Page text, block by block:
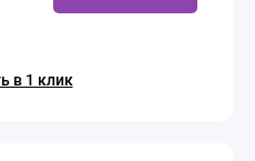
в 1 клик